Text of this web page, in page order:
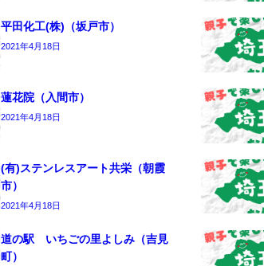
平田化工(株)（坂戸市）
2021年4月18日
蓮花院（入間市）
2021年4月18日
(有)ステンレスアート共栄（朝霞
市）
2021年4月18日
道の駅 いちごの里よしみ（吉見
町）